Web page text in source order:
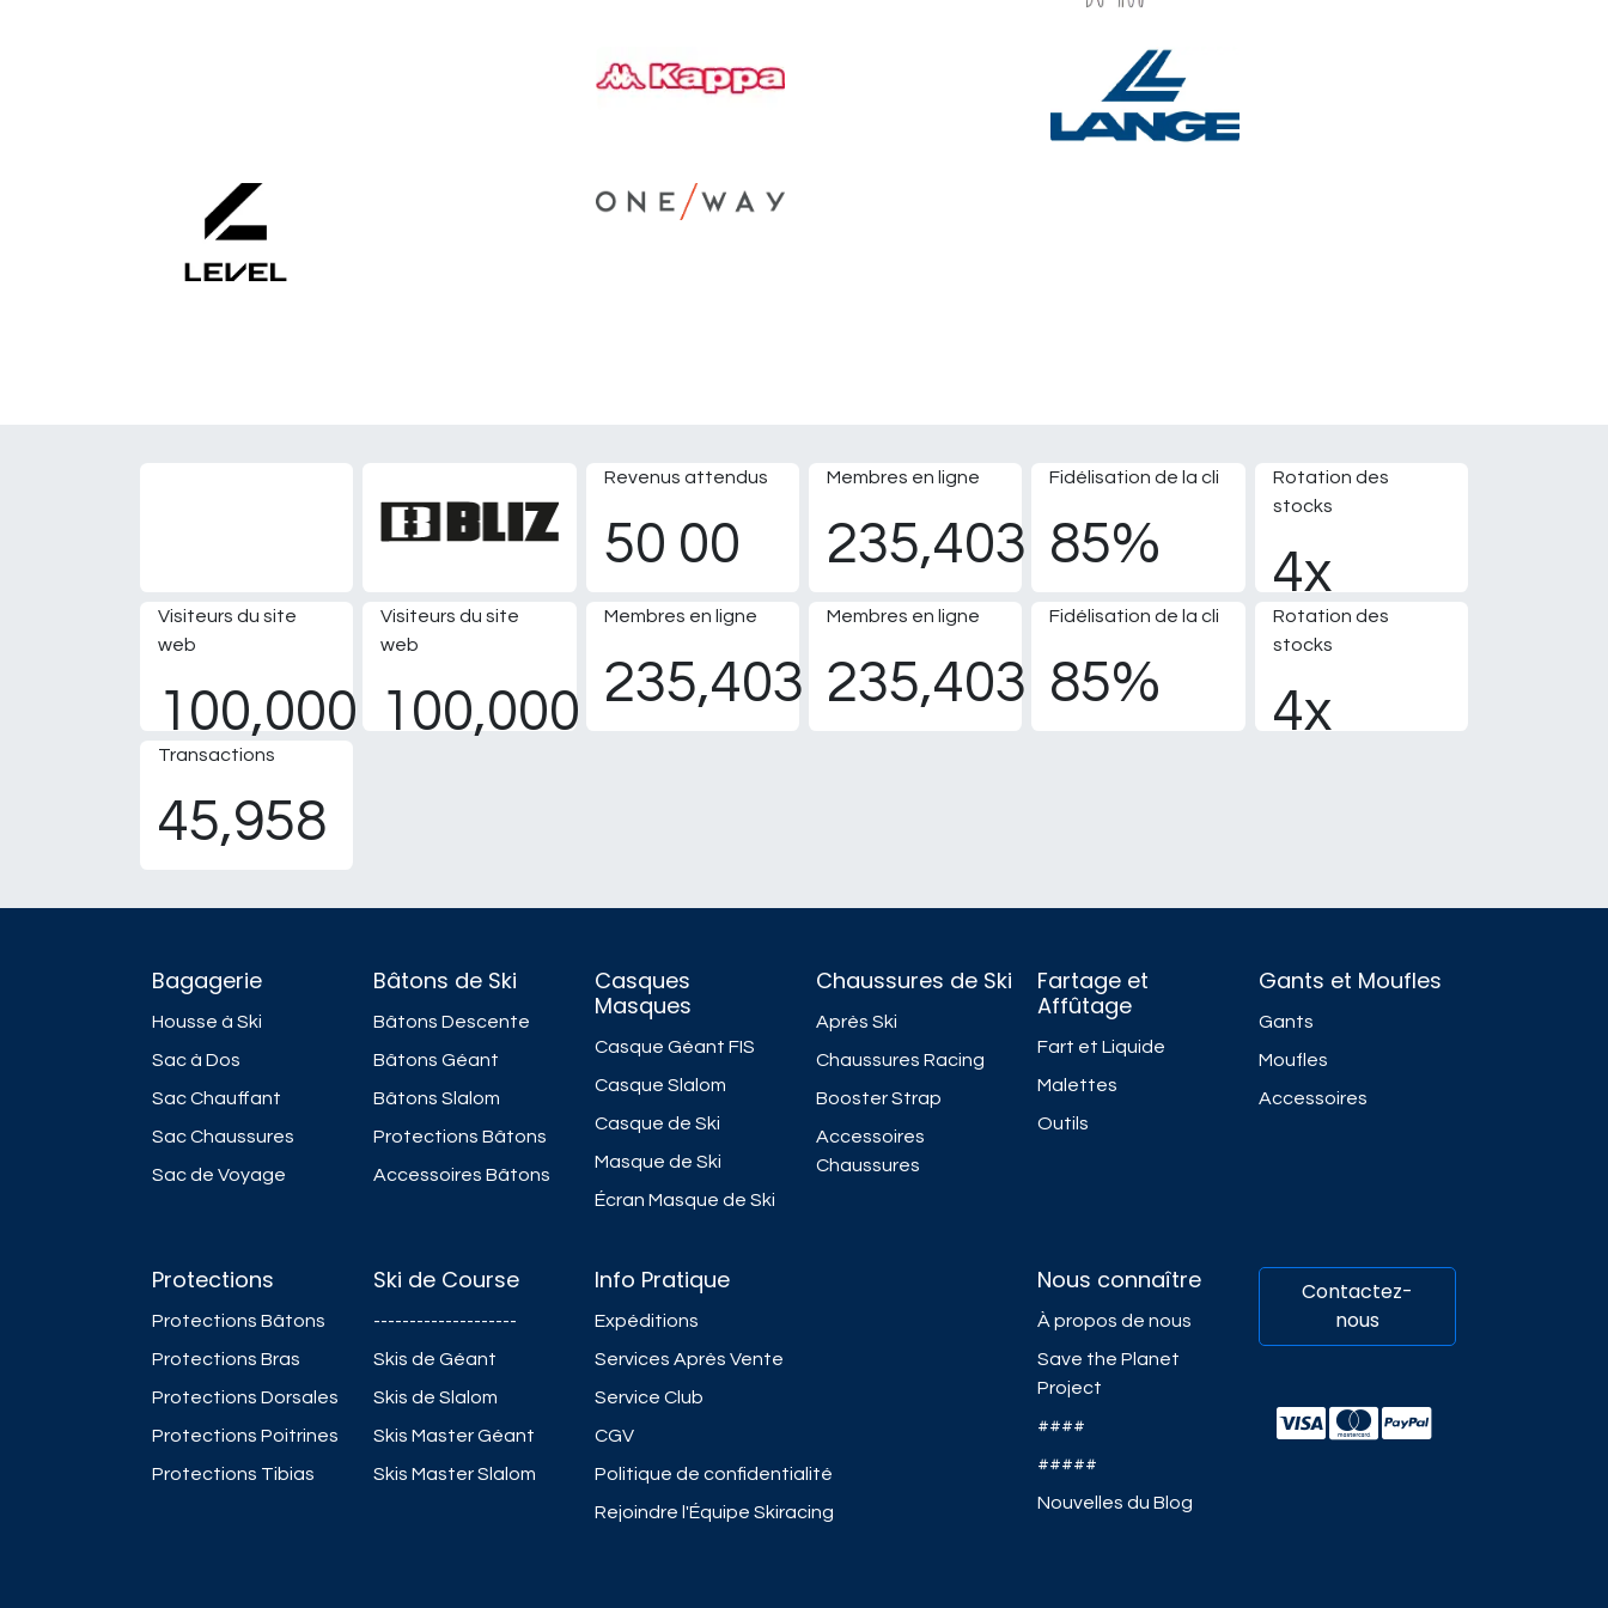
Revenus attendus
50 00
Fidélisation de la cli
85%
Rotation des
stocks
4x
Membres en ligne
235,403
Membres en ligne
235,403
Transactions
45,958
Membres en ligne
235,403
Visiteurs du site
web
100,000
Visiteurs du site
web
100,000
Fidélisation de la cli
85%
Rotation des
stocks
4x
Protections
Protections Bâtons
Protections Bras
Protections Dorsales
Protections Poitrines
Protections Tibias
Ski de Course
--------------------
Skis de Géant
Skis de Slalom
Skis Master Géant
Skis Master Slalom
Nous connaître
À propos de nous
Save the Planet
Project
####
#####
Nouvelles du Blog
Info Pratique
Expéditions
Services Après Vente
Service Club
CGV
Politique de confidentialité
Rejoindre l'Équipe Skiracing
Contactez-
nous
Bagagerie
Housse à Ski
Sac à Dos
Sac Chauffant
Sac Chaussures
Sac de Voyage
Bâtons de Ski
Bâtons Descente
Bâtons Géant
Bâtons Slalom
Protections Bâtons
Accessoires Bâtons
Casques
Masques
Casque Géant FIS
Casque Slalom
Casque de Ski
Masque de Ski
Écran Masque de Ski
Chaussures de Ski
Après Ski
Chaussures Racing
Booster Strap
Accessoires
Chaussures
Fartage et
Affûtage
Fart et Liquide
Malettes
Outils
Gants et Moufles
Gants
Moufles
Accessoires